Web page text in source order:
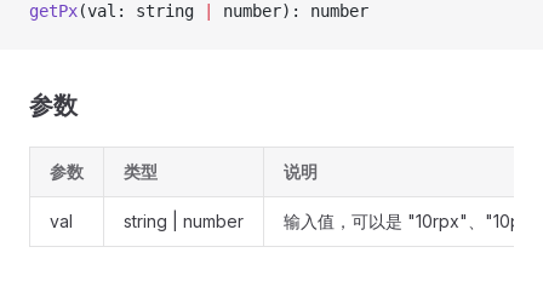
getPx(val: string number): number
参数
参数 类型 说明
val string | number 输入值，可以是 "10rpx"、"10px"